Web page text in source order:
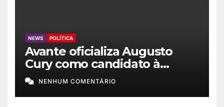
NEWS POLÍTICA
Avante oficializa Augusto
Cury como candidato à
Presidência
NENHUM COMENTÁRIO